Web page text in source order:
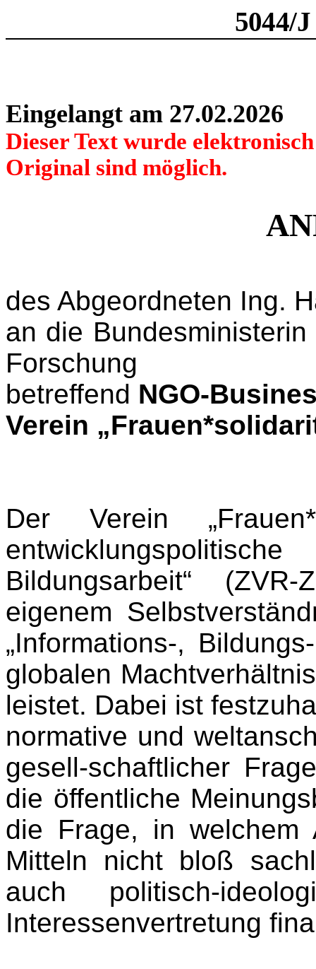
5044/
Eingelangt am 27.02.2026
Dieser Text wurde
Original sind möglich.
des Abgeordneten Ing.
an die
Forschung
betreffend NGO-
Verein „
Der Verein
Bildungsarbeit“
eigenem
„Informations-,
globalen
leistet. Dabei ist
normative und
gesell-schaftlicher
die öffentliche
die Frage, in welchem
Mitteln nicht bloß
auch politisch-
Interessenvertretung